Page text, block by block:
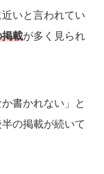
いと言われてい
載が多く見られ
書かれない」と
の掲載が続いて